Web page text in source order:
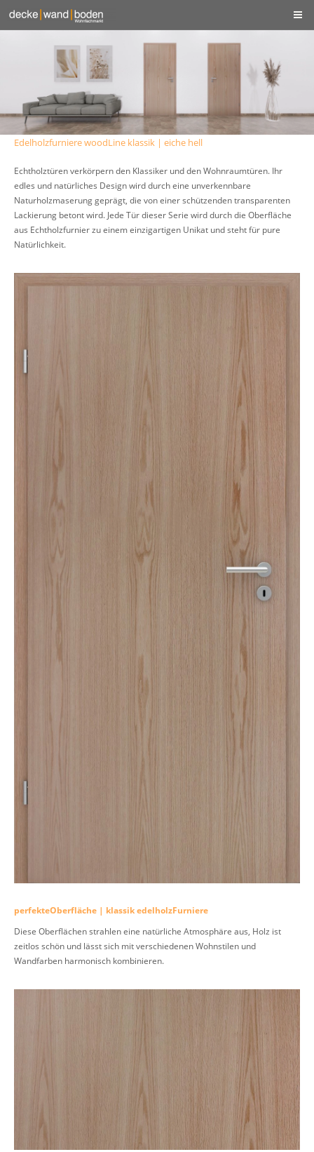
Edelholzfurniere woodLine klassik | eiche hell
Echtholztüren verkörpern den Klassiker und den Wohnraumtüren. Ihr
edles und natürliches Design wird durch eine unverkennbare
Naturholzmaserung geprägt, die von einer schützenden transparenten
Lackierung betont wird. Jede Tür dieser Serie wird durch die Oberfläche
aus Echtholzfurnier zu einem einzigartigen Unikat und steht für pure
Natürlichkeit.
perfekteOberfläche | klassik edelholzFurniere
Diese Oberflächen strahlen eine natürliche Atmosphäre aus, Holz ist
zeitlos schön und lässt sich mit verschiedenen Wohnstilen und
Wandfarben harmonisch kombinieren.